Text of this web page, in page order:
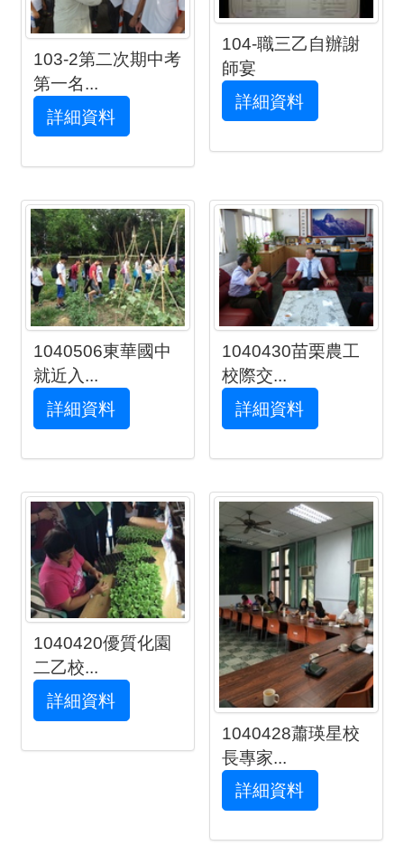
103-2第二次期中考
第一名...
詳細資料
104-職三乙自辦謝
師宴
詳細資料
1040506東華國中
就近入...
詳細資料
1040430苗栗農工
校際交...
詳細資料
1040420優質化園
二乙校...
詳細資料
1040428蕭瑛星校
長專家...
詳細資料